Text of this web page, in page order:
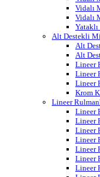
Vidalı
Vidalı
Alt Destekli
Alt
Alt
Lineer
Lineer
Lineer
Krom
Lineer
Lineer
Lineer
Lineer
Lineer
Lineer
Lineer
Lineer